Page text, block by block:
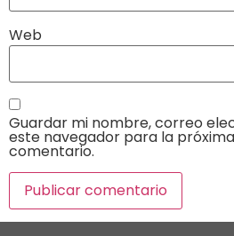
Web
Guardar mi nombre, correo
este navegador para la
comentario.